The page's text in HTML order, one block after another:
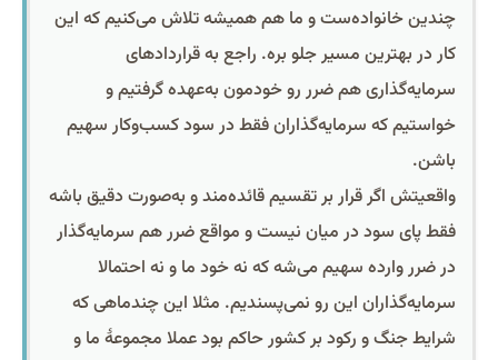
چندین خانواده‌ست و ما هم همیشه تلاش می‌کنیم که این
کار در بهترین مسیر جلو بره. راجع به قراردادهای
سرمایه‌گذاری هم ضرر رو خودمون به‌عهده گرفتیم و
خواستیم که سرمایه‌گذاران فقط در سود کسب‌وکار سهیم
باشن.
واقعیتش اگر قرار بر تقسیم قائده‌مند و به‌صورت دقیق باشه
فقط پای سود در میان نیست و مواقع ضرر هم سرمایه‌گذار
در ضرر وارده سهیم می‌شه که نه خود ما و نه احتمالا
سرمایه‌گذاران این رو نمی‌پسندیم. مثلا این چندماهی که
شرایط جنگ و رکود بر کشور حاکم بود عملا مجموعۀ ما و